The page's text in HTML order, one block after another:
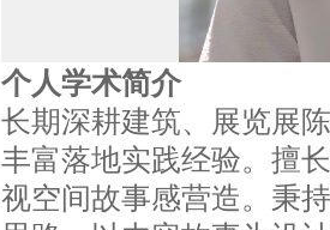
个人学术简介
长期深耕建筑、展览展
丰富落地实践经验。擅
视空间故事感营造。秉